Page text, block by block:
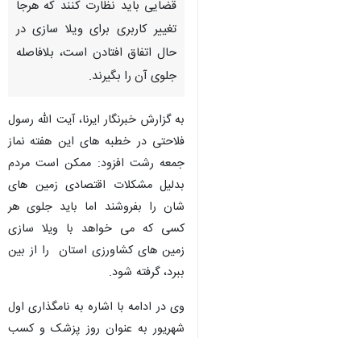
قضایی باید نظارت کنند که هرجا
تغییر کاربری برای ویلا سازی در
حال اتفاق افتادن است، بلافاصله
جلوی آن را بگیرند.
به گزارش خبرنگار ایرنا، آیت الله رسول
فلاحتی در خطبه های این هفته نماز
جمعه رشت افزود: ممکن است مردم
بدلیل مشکلات اقتصادی زمین های
شان را بفروشند اما باید جلوی هر
کسی که می خواهد با ویلا سازی
زمین های کشاورزی استان را از بین
ببرد، گرفته شود.
وی در ادامه با اشاره به نامگذاری اول
شهریور به عنوان روز پزشک و کسب